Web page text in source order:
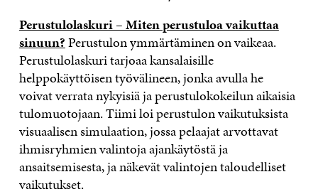
Perustulolaskuri – Miten perustuloa vaikuttaa
sinuun?Perustulon ymmärtäminen on vaikeaa.
Perustulolaskuri tarjoaa kansalaisille
helppokäyttöisen työvälineen, jonka avulla he
voivat verrata nykyisiä ja perustulokokeilun aikaisia
tulomuotojaan. Tiimi loi perustulon vaikutuksista
visuaalisen simulaation, jossa pelaajat arvottavat
ihmisryhmien valintoja ajankäytöstä ja
ansaitsemisesta, ja näkevät valintojen taloudelliset
vaikutukset.